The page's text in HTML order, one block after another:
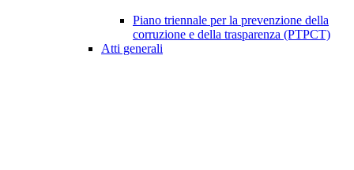
Piano triennale per la prevenzione della
corruzione e della trasparenza (PTPCT)
Atti generali